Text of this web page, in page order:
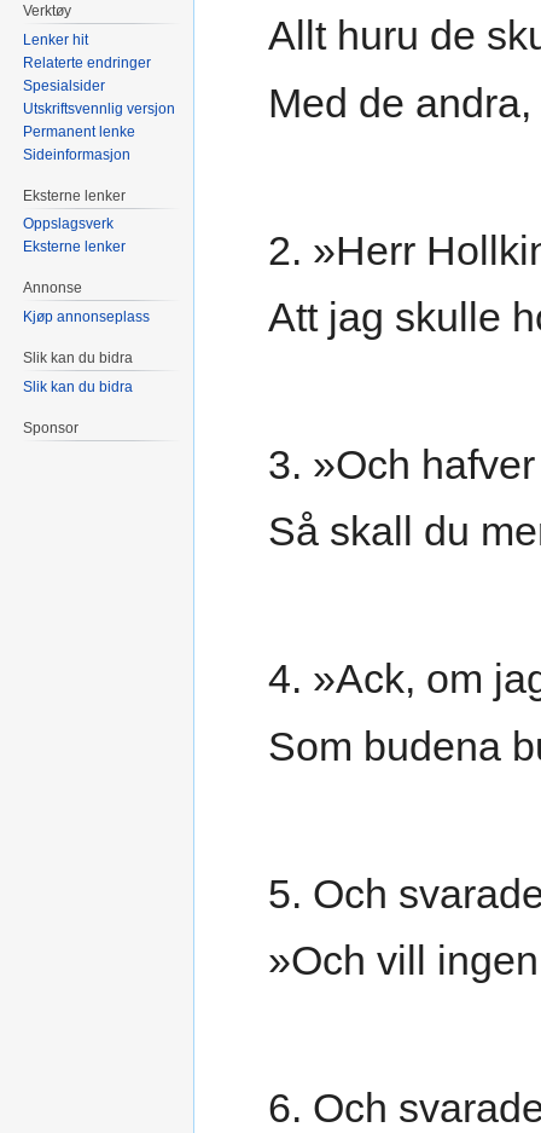
Allt huru de
Med de
2. »Herr
Att jag skulle
3. »Och
Så skall du
4. »Ack, om
Som budena
5. Och
»Och vill
6. Och
Verktøy
Lenker hit
Relaterte endringer
Spesialsider
Utskriftsvennlig versjon
Permanent lenke
Sideinformasjon
Eksterne lenker
Oppslagsverk
Eksterne lenker
Annonse
Kjøp annonseplass
Slik kan du bidra
Slik kan du bidra
Sponsor